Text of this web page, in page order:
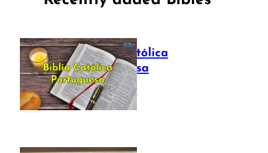
Bíblia Católica
Portuguesa
July 16, 2025